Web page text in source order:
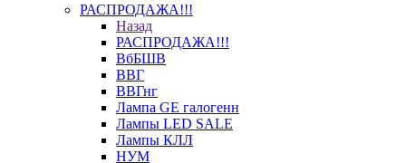
РАСПРОДАЖА!!!
Назад
РАСПРОДАЖА!!!
ВбБШВ
ВВГ
ВВГнг
Лампа GE галогенн
Лампы LED SALE
Лампы КЛЛ
НУМ